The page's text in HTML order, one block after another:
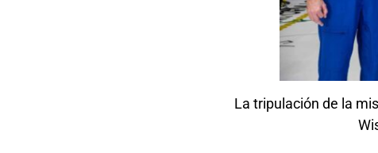
La tripulación de la